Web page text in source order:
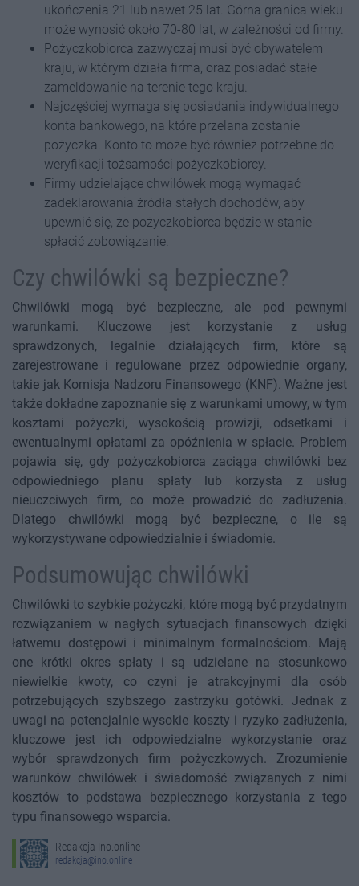
ukończenia 21 lub nawet 25 lat. Górna granica wieku
może wynosić około 70-80 lat, w zależności od firmy.
Pożyczkobiorca zazwyczaj musi być obywatelem
kraju, w którym działa firma, oraz posiadać stałe
zameldowanie na terenie tego kraju.
Najczęściej wymaga się posiadania indywidualnego
konta bankowego, na które przelana zostanie
pożyczka. Konto to może być również potrzebne do
weryfikacji tożsamości pożyczkobiorcy.
Firmy udzielające chwilówek mogą wymagać
zadeklarowania źródła stałych dochodów, aby
upewnić się, że pożyczkobiorca będzie w stanie
spłacić zobowiązanie.
Czy chwilówki są bezpieczne?
Chwilówki mogą być bezpieczne, ale pod pewnymi
warunkami. Kluczowe jest korzystanie z usług
sprawdzonych, legalnie działających firm, które są
zarejestrowane i regulowane przez odpowiednie organy,
takie jak Komisja Nadzoru Finansowego (KNF). Ważne jest
także dokładne zapoznanie się z warunkami umowy, w tym
kosztami pożyczki, wysokością prowizji, odsetkami i
ewentualnymi opłatami za opóźnienia w spłacie. Problem
pojawia się, gdy pożyczkobiorca zaciąga chwilówki bez
odpowiedniego planu spłaty lub korzysta z usług
nieuczciwych firm, co może prowadzić do zadłużenia.
Dlatego chwilówki mogą być bezpieczne, o ile są
wykorzystywane odpowiedzialnie i świadomie.
Podsumowując chwilówki
Chwilówki to szybkie pożyczki, które mogą być przydatnym
rozwiązaniem w nagłych sytuacjach finansowych dzięki
łatwemu dostępowi i minimalnym formalnościom. Mają
one krótki okres spłaty i są udzielane na stosunkowo
niewielkie kwoty, co czyni je atrakcyjnymi dla osób
potrzebujących szybszego zastrzyku gotówki. Jednak z
uwagi na potencjalnie wysokie koszty i ryzyko zadłużenia,
kluczowe jest ich odpowiedzialne wykorzystanie oraz
wybór sprawdzonych firm pożyczkowych. Zrozumienie
warunków chwilówek i świadomość związanych z nimi
kosztów to podstawa bezpiecznego korzystania z tego
typu finansowego wsparcia.
Redakcja Ino.online
redakcja@ino.online